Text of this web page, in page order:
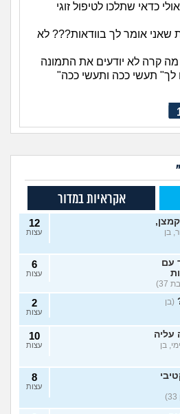
כדאי שתלכו לטיפול זוגי
שאני אומר לך בוודאות??? לא
מה קרה לא יודעים את התמונה
לך" תעשי ככה ותעשי ככה"
אקראיות במדור
בן
12
עצות
עם
6
עצות
(בן
2
עצות
עליה
בן
10
עצות
8
עצות